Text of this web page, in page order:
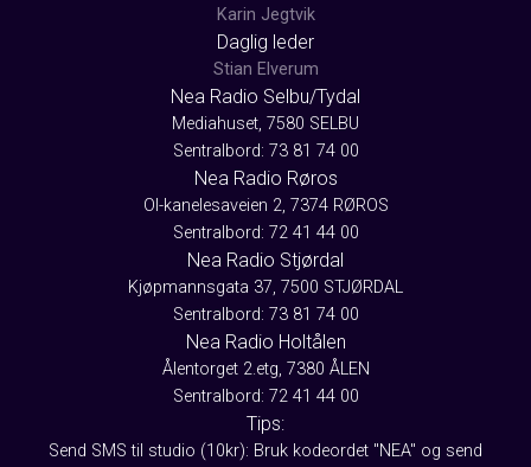
Karin Jegtvik
Daglig leder
Stian Elverum
Nea Radio Selbu/Tydal
Mediahuset, 7580 SELBU
Sentralbord: 73 81 74 00
Nea Radio Røros
Ol-kanelesaveien 2, 7374 RØROS
Sentralbord: 72 41 44 00
Nea Radio Stjørdal
Kjøpmannsgata 37, 7500 STJØRDAL
Sentralbord: 73 81 74 00
Nea Radio Holtålen
Ålentorget 2.etg, 7380 ÅLEN
Sentralbord: 72 41 44 00
Tips:
Send SMS til studio (10kr): Bruk kodeordet "NEA" og send